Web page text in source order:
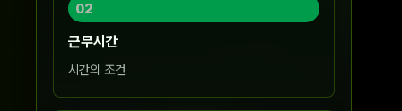
02
근무시간
시간의 조건